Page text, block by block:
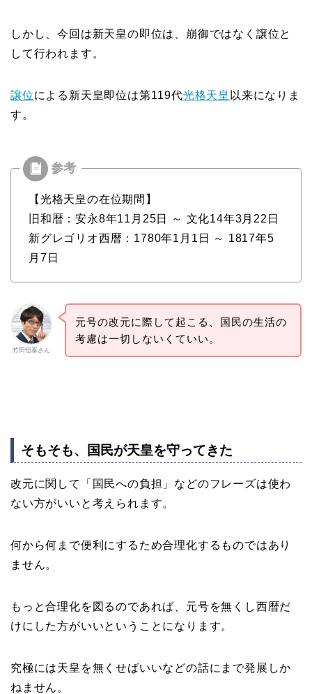
しかし、今回は新天皇の即位は、崩御ではなく譲位と
して行われます。
譲位による新天皇即位は第119代光格天皇 以来になりま
す。
【光格天皇の在位期間】
旧和暦：安永8年11月25日 ～ 文化14年3月22日
新グレゴリオ西暦：1780年1月1日 ～ 1817年5
月7日
竹田恒泰さん
元号の改元に際して起こる、国民の生活の
考慮は一切しないくていい。
そもそも、国民が天皇を守ってきた
改元に関して「国民への負担」などのフレーズは使わ
ない方がいいと考えられます。
何から何まで便利にするため合理化するものではあり
ません。
もっと合理化を図るのであれば、元号を無くし西暦だ
けにした方がいいということになります。
究極には天皇を無くせばいいなどの話にまで発展しか
ねません。